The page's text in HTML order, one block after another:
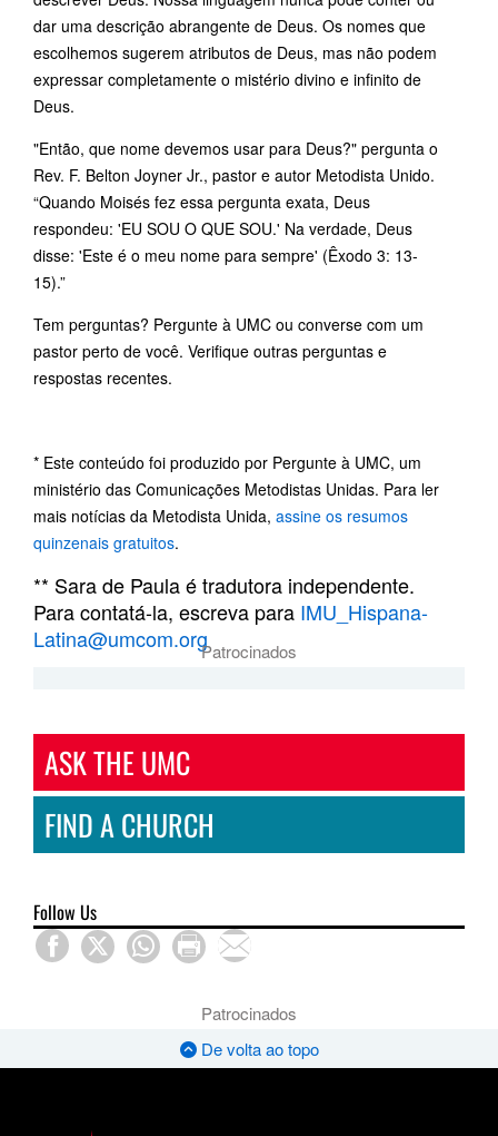
dar uma descrição abrangente de Deus. Os nomes que
escolhemos sugerem atributos de Deus, mas não podem
expressar completamente o mistério divino e infinito de
Deus.
"Então, que nome devemos usar para Deus?" pergunta o
Rev. F. Belton Joyner Jr., pastor e autor Metodista Unido.
“Quando Moisés fez essa pergunta exata, Deus
respondeu: 'EU SOU O QUE SOU.' Na verdade, Deus
disse: 'Este é o meu nome para sempre' (Êxodo 3: 13-
15).”
Tem perguntas? Pergunte à UMC ou converse com um
pastor perto de você. Verifique outras perguntas e
respostas recentes.
* Este conteúdo foi produzido por Pergunte à UMC, um
ministério das Comunicações Metodistas Unidas. Para ler
mais notícias da Metodista Unida, assine os resumos
quinzenais gratuitos.
** Sara de Paula é tradutora independente.
Para contatá-la, escreva para IMU_Hispana-
Latina@umcom.orgPatrocinados
ASK THE UMC
FIND A CHURCH
Follow Us
Patrocinados
De volta ao topo